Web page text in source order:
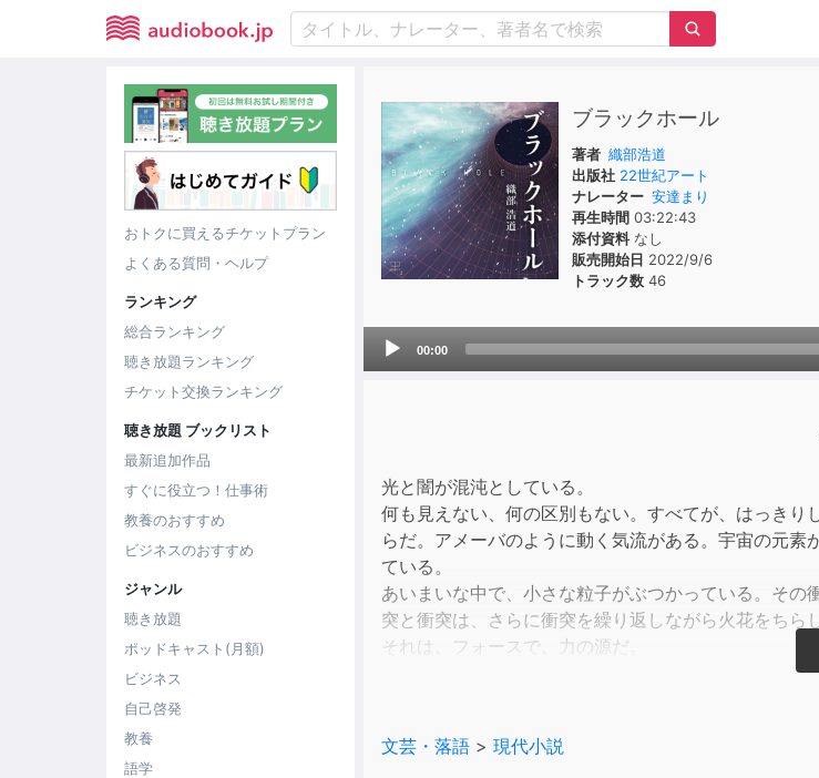
おトクに買えるチケットプラン
よくある質問・ヘルプ
ランキング
総合ランキング
聴き放題ランキング
チケット交換ランキング
聴き放題 ブックリスト
最新追加作品
すぐに役立つ！仕事術
教養のおすすめ
ビジネスのおすすめ
ジャンル
聴き放題
ポッドキャスト(月額)
ビジネス
自己啓発
教養
語学
ブラックホール
著者 織部浩道
出版社 22世紀アート
ナレーター 安達まり
再生時間 03:22:43
添付資料なし
販売開始日 2022/9/6
トラック数 46
Audio
00:00
光と闇が混沌としている。
何も見えない、何の区別もない。すべてが、はっき
らだ。アメーバのように動く気流がある。宇宙の元
ている。
あいまいな中で、小さな粒子がぶつかっている。そ
突と衝突は、さらに衝突を繰り返しながら火花をちら
それは、フォースで、力の源だ。
光と闇が、ぶつかる中で、混明しているのだ。何も
と言われた時代がある。ビッグバンによってできたの
文芸・落語 > 現代小説